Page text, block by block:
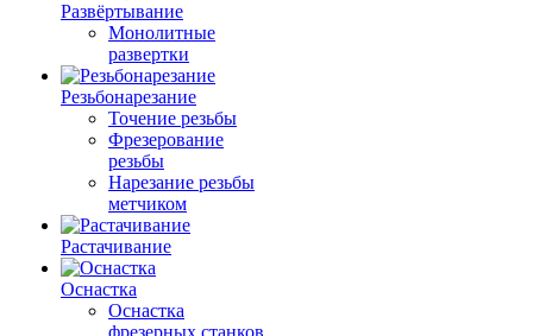
Развёртывание
Монолитные
развертки
Резьбонарезание
Точение резьбы
Фрезерование
резьбы
Нарезание резьбы
метчиком
Растачивание
Оснастка
Оснастка
фрезерных станков